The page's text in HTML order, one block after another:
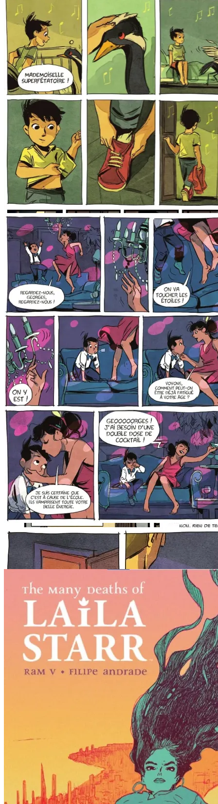
The Many Deaths of Laila Starr (Ram V – Filipe
Andrade) – Boom Studios 2022
E de ajuns o singură pagină ca să-ți dai seama că ai în față o bandă
desenată bună. În acest caz,.acea pagină e a doua. O femeie țipă la
soțul ei în timp ce acesta conduce periculos în haosul din Mumbai.
Câteva imagini ale orașului și câteva portrete incredibil de expresive
mai târziu, patru cuvinte explică toată graba.
Acea singură pagină are tot ce-i trebuie unei povești bine spuse – o
enigmă (de ce e atât de supărată femeia aceea?), situația (traficul de
la ora de vârf), tensiunea (farurile mașinii par să plângă), acțiunea
(polițistul de circulație suflă în fluier) și soluția enigmei („vine
copilul!” – femeia e pe cale să nască).
Această cunoaștere detaliată a atuurilor BD, a ceea ce face ca banda
desenată să fie diferită de alte forme de artă este prezentă pe tot
parcursul volumului – decupaje sincronizate cu măiestrie, surprize
vizuale mici sau mari, tâlcuri împrăștiate generos pentru cititorii care
vânează detalii, simboluri repetate pentru a construi un ritm sau
plasate în situații diferite pentru a ne reaminti un scop…
Portretele personajelor sunt aproape hieratice – și totuși trăiesc; arta e
frumoasă, dar linia e clară, ținută în frâu – și eficientă; Felipe
Andrade nu se preocupă de decoruri și totuși casetele nu par goale
chiar și atunci când sunt – coloritul expert al lui Ines Amaro ascunde
cu măiestrie acest gol. E o carte imperfectă, desigur (bulele de text
ale fantomei, ugh), dar distractivă, îndrăznește să experimenteze și
surprinde.
Cât despre poveste, ei bine, Ram V se întreabă „ce s-ar întâmpla
dacă un om ar descoperi nemurirea, iar Moartea și-ar pierde slujba
din această cauză și s-ar enerva foarte, foarte tare?”.
E un punct de plecare cool; dar povestea, în ciuda titlului înșelător, e
la fel de mult despre Moarte cât despre puștiul care va deveni adultul
care se va descotorosi de Moarte.
Și, bineînțeles, e despre viață.